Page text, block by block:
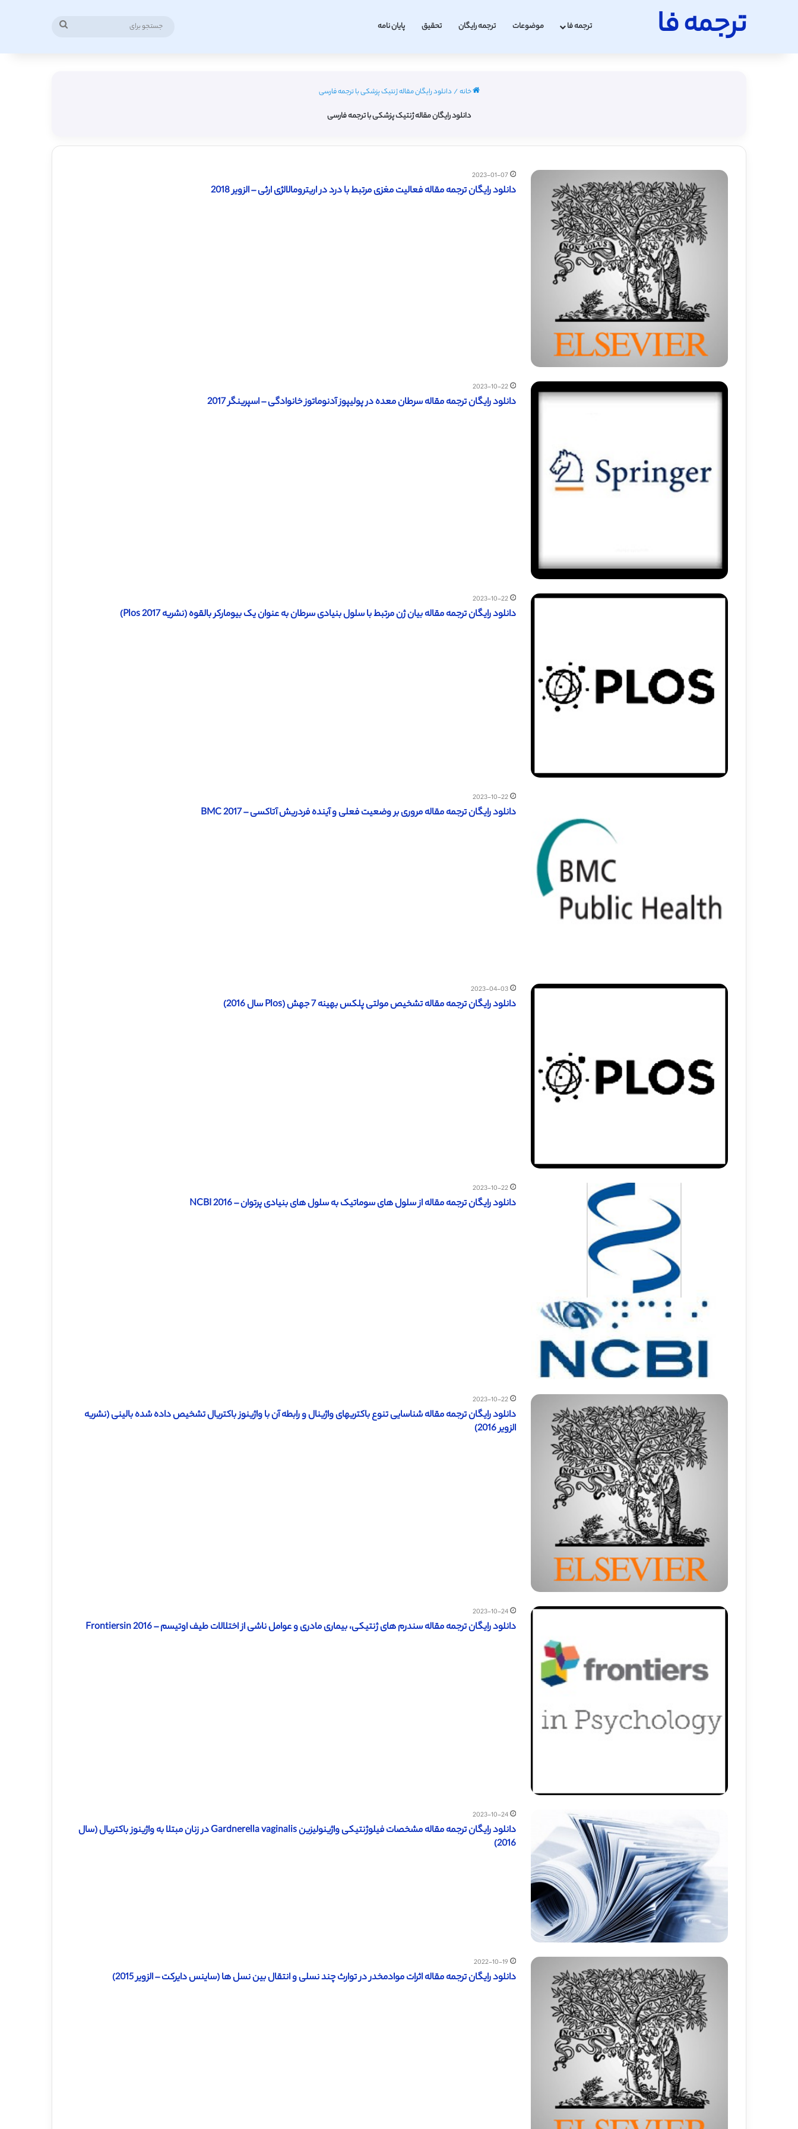
ترجمه فا ترجمه فا موضوعات ترجمه رایگان تحقیق پایان نامه
خانه/ دانلود رایگان مقاله ژنتیک پزشکی با ترجمه فارسی
دانلود رایگان مقاله ژنتیک پزشکی با ترجمه فارسی
2023-01-07
دانلود رایگان ترجمه مقاله فعالیت مغزی مرتبط با درد در اريترومالالژی ارثی – الزویر 2018
2023-10-22
دانلود رایگان ترجمه مقاله سرطان معده در پولیپوز آدنوماتوز خانوادگی – اسپرینگر 2017
2023-10-22
دانلود رایگان ترجمه مقاله بیان ژن مرتبط با سلول بنیادی سرطان به عنوان یک بیومارکر بالقوه (نشریه Plos 2017)
2023-10-22
دانلود رایگان ترجمه مقاله مروری بر وضعیت فعلی و آینده فردریش آتاکسی – BMC 2017
2023-04-03
دانلود رایگان ترجمه مقاله تشخیص مولتی پلکس بهینه 7 جهش (Plos سال 2016)
2023-10-22
دانلود رایگان ترجمه مقاله از سلول های سوماتیک به سلول های بنیادی پرتوان – NCBI 2016
2023-10-22
دانلود رایگان ترجمه مقاله شناسایی تنوع باکتریهای واژینال و رابطه آن با واژینوز باکتریال تشخیص داده شده بالینی (نشریه
الزویر 2016)
2023-10-24
دانلود رایگان ترجمه مقاله سندرم های ژنتیکی، بیماری مادری و عوامل ناشی از اختلالات طیف اوتیسم – Frontiersin 2016
2023-10-24
دانلود رایگان ترجمه مقاله مشخصات فیلوژنتیکی واژینولیزین Gardnerella vaginalis در زنان مبتلا به واژینوز باکتریال (سال
2016)
2022-10-19
دانلود رایگان ترجمه مقاله اثرات موادمخدر در توارث چند نسلی و انتقال بین نسل ها (ساینس دایرکت – الزویر 2015)